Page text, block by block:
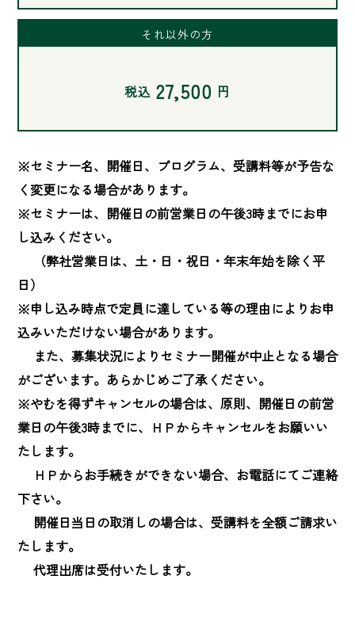
それ以外の方
税込 27,500 円
※セミナー名、開催日、プログラム、受講料等が予告な
く変更になる場合があります。
※セミナーは、開催日の前営業日の午後3時までにお申
し込みください。
（弊社営業日は、土・日・祝日・年末年始を除く平
日）
※申し込み時点で定員に達している等の理由によりお申
込みいただけない場合があります。
また、募集状況によりセミナー開催が中止となる場合
がございます。あらかじめご了承ください。
※やむを得ずキャンセルの場合は、原則、開催日の前営
業日の午後3時までに、ＨＰからキャンセルをお願いい
たします。
ＨＰからお手続きができない場合、お電話にてご連絡
下さい。
開催日当日の取消しの場合は、受講料を全額ご請求い
たします。
代理出席は受付いたします。